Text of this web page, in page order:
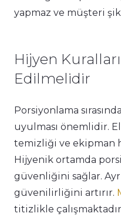
yapmaz ve müşteri
Hijyen
Edilmelidir
Porsiyonlama
uyulması önemlidir.
temizliği ve ekipman
Hijyenik ortamda
güvenliğini sağlar.
güvenilirliğini artırır.
titizlikle